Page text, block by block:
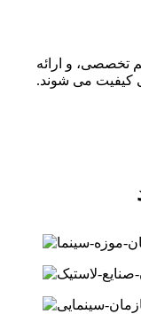
تخصصی، و ارائه
کیفیت می شوند.